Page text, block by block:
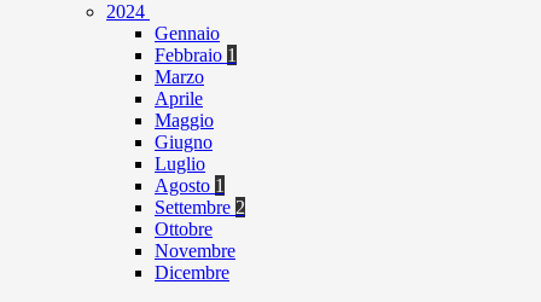
2024
Gennaio
Febbraio 1
Marzo
Aprile
Maggio
Giugno
Luglio
Agosto 1
Settembre 2
Ottobre
Novembre
Dicembre